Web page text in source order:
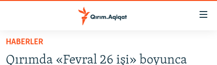
Esas
qaytmaq
HABERLER
HABERLER
Qırımda «Fevral 26 işi» boyunca